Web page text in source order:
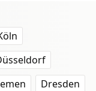
Dresden